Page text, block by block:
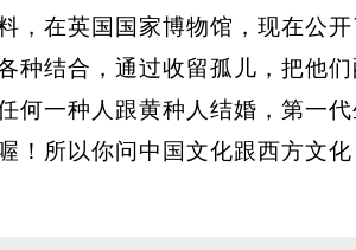
，在英国国家博物馆，现在公
种结合，通过收留孤儿，把他
何一种人跟黄种人结婚，第一
！所以你问中国文化跟西方文